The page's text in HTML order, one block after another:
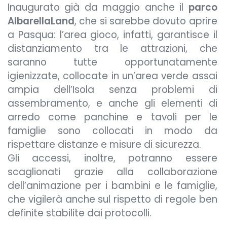
Inaugurato già da maggio anche il parco
AlbarellaLand, che si sarebbe dovuto aprire
a Pasqua: l’area gioco, infatti, garantisce il
distanziamento tra le attrazioni, che
saranno tutte opportunatamente
igienizzate, collocate in un’area verde assai
ampia dell’Isola senza problemi di
assembramento, e anche gli elementi di
arredo come panchine e tavoli per le
famiglie sono collocati in modo da
rispettare distanze e misure di sicurezza.
Gli accessi, inoltre, potranno essere
scaglionati grazie alla collaborazione
dell’animazione per i bambini e le famiglie,
che vigilerà anche sul rispetto di regole ben
definite stabilite dai protocolli.